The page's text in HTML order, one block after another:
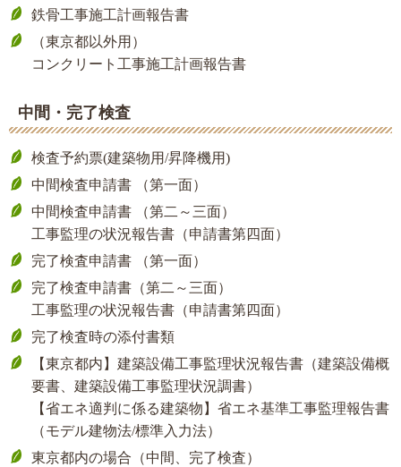
鉄骨工事施工計画報告書
（東京都以外用）
コンクリート工事施工計画報告書
中間・完了検査
検査予約票(建築物用/昇降機用)
中間検査申請書 （第一面）
中間検査申請書 （第二～三面）
工事監理の状況報告書（申請書第四面）
完了検査申請書 （第一面）
完了検査申請書（第二～三面）
工事監理の状況報告書（申請書第四面）
完了検査時の添付書類
【東京都内】建築設備工事監理状況報告書（建築設備概
要書、建築設備工事監理状況調書）
【省エネ適判に係る建築物】省エネ基準工事監理報告書
（モデル建物法/標準入力法）
東京都内の場合（中間、完了検査）